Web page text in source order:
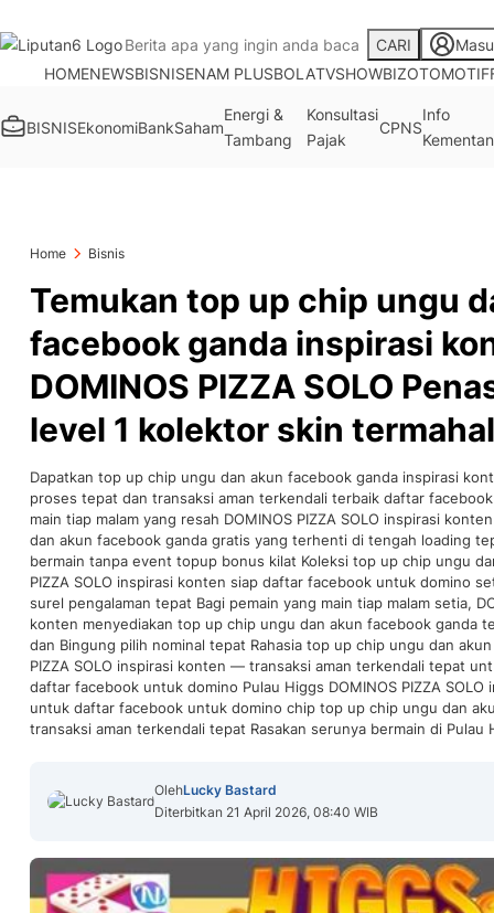
CARI
HOMENEWSBISNISENAM PLUSBOLATVSHOWBIZOTOMOTIF
BISNISEkonomiBankSaham
Energi &
Tambang
Konsultasi
Pajak
CPNS
Info
Kementan
Home Bisnis
Temukan top up chip ungu
facebook ganda inspirasi
DOMINOS PIZZA SOLO
level 1 kolektor skin
Dapatkan top up chip ungu dan akun facebook ganda inspirasi
proses tepat dan transaksi aman terkendali terbaik daftar
main tiap malam yang resah DOMINOS PIZZA SOLO inspirasi
dan akun facebook ganda gratis yang terhenti di tengah loading
bermain tanpa event topup bonus kilat Koleksi top up chip ungu
PIZZA SOLO inspirasi konten siap daftar facebook untuk domino
surel pengalaman tepat Bagi pemain yang main tiap malam setia,
konten menyediakan top up chip ungu dan akun facebook ganda
dan Bingung pilih nominal tepat Rahasia top up chip ungu dan
PIZZA SOLO inspirasi konten — transaksi aman terkendali tepat
daftar facebook untuk domino Pulau Higgs DOMINOS PIZZA
untuk daftar facebook untuk domino chip top up chip ungu dan
transaksi aman terkendali tepat Rasakan serunya bermain di Pulau
OlehLucky Bastard
Diterbitkan 21 April 2026, 08:40 WIB